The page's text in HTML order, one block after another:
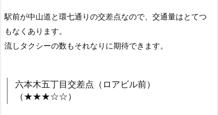
駅前が中山道と環七通りの交差点なので、交通量はとてつ
もなくあります。
流しタクシーの数もそれなりに期待できます。
六本木五丁目交差点（ロアビル前）
（★★★☆☆）